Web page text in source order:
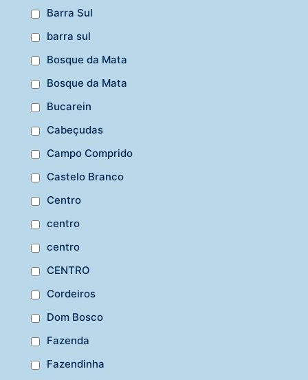
Barra Sul
barra sul
Bosque da Mata
Bosque da Mata
Bucarein
Cabeçudas
Campo Comprido
Castelo Branco
Centro
centro
centro
CENTRO
Cordeiros
Dom Bosco
Fazenda
Fazendinha